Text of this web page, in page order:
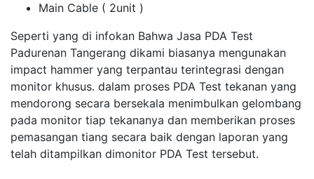
Main Cable ( 2unit )
Seperti yang di infokan Bahwa Jasa PDA Test
Padurenan Tangerang dikami biasanya mengunakan
impact hammer yang terpantau terintegrasi dengan
monitor khusus. dalam proses PDA Test tekanan yang
mendorong secara bersekala menimbulkan gelombang
pada monitor tiap tekananya dan memberikan proses
pemasangan tiang secara baik dengan laporan yang
telah ditampilkan dimonitor PDA Test tersebut.